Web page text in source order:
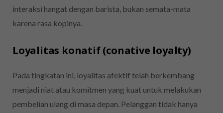
interaksi hangat dengan barista, bukan semata-mata
karena rasa kopinya.
Loyalitas konatif (conative loyalty)
Pada tingkatan ini, loyalitas afektif telah berkembang
menjadi niat atau komitmen yang kuat untuk melakukan
pembelian ulang di masa depan. Pelanggan tidak hanya